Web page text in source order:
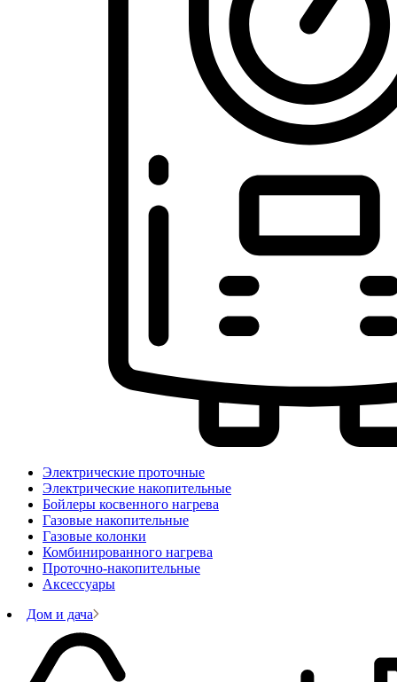
Электрические проточные
Электрические накопительные
Бойлеры косвенного нагрева
Газовые накопительные
Газовые колонки
Комбинированного нагрева
Проточно-накопительные
Аксессуары
Дом и дача